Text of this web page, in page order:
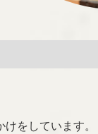
をしています。